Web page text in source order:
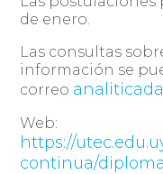
de enero.
Las consultas
información se
correo
Web:
https://
continua/